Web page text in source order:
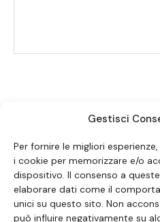
Gestisci
Per fornire le migliori
i cookie per memorizzare e/o
dispositivo. Il consenso a
elaborare dati come il
unici su questo sito. Non
può influire negativamente su
SEGUICI